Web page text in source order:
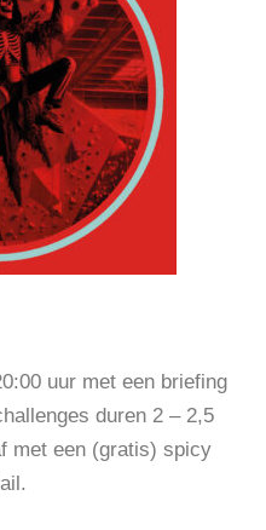
uur met een briefing
duren 2 – 2,5
met een (gratis) spicy